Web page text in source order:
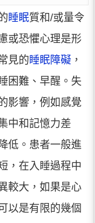
睡眠質和/或量令
或恐懼心理是形
見的睡眠障礙 ，
困難、早醒。失
影響，例如感覺
中和記憶力差
低。患者一般進
，在入睡過程中
較大，如果是心
以是有限的幾個